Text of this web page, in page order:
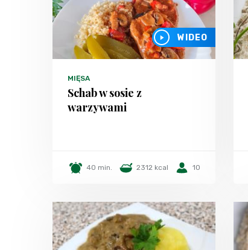
WIDEO
MIĘSA
Schab w sosie z
warzywami
40 min. 2312 kcal 10